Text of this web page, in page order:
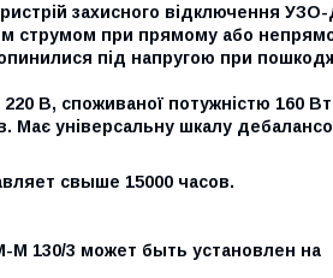
захисного відключення
струмом при прямому або
під напругою при
В, споживаної потужністю 160
Має універсальну шкалу
свыше 15000 часов.
130/3 может быть установлен на